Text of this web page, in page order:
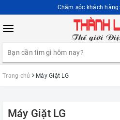
Chăm sóc khách hàng:
Toggle
Trang chủ Máy Giặt LG
Máy Giặt LG